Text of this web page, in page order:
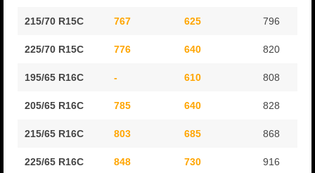
215/70 R15C 767 625 796
225/70 R15C 776 640 820
195/65 R16C - 610 808
205/65 R16C 785 640 828
215/65 R16C 803 685 868
225/65 R16C 848 730 916